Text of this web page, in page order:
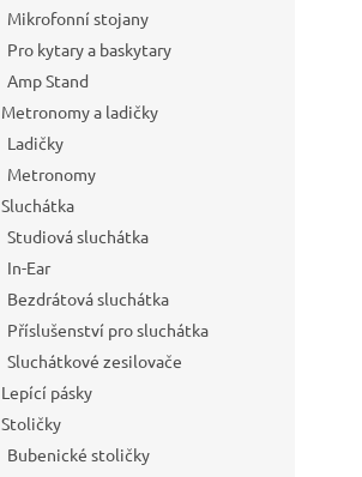
Mikrofonní stojany
Pro kytary a baskytary
Amp Stand
Metronomy a ladičky
Ladičky
Metronomy
Sluchátka
Studiová sluchátka
In-Ear
Bezdrátová sluchátka
Příslušenství pro sluchátka
Sluchátkové zesilovače
Lepící pásky
Stoličky
Bubenické stoličky